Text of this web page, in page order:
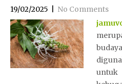
19/02/2025
No Comments
untuk